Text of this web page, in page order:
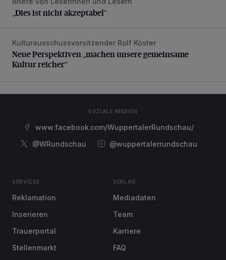
„Dies ist nicht akzeptabel“
„Dies ist nicht akzeptabel“
Neue Perspektiven „machen unsere gemeinsame Kultur
Kulturausschussvorsitzender Rolf Köster
Neue Perspektiven „machen unsere gemeinsame
Kultur reicher“
SOZIALE MEDIEN
www.facebook.com/WuppertalerRundschau/
@WRundschau
@wuppertalerrundschau
SERVICES
Reklamation
Inserieren
Trauerportal
Stellenmarkt
VERLAG
Mediadaten
Team
Karriere
FAQ